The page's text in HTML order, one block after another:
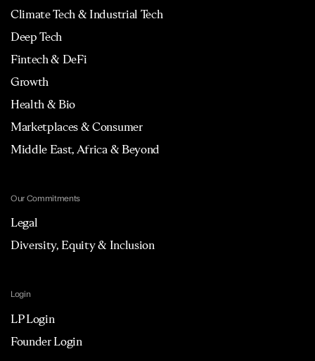
Climate Tech & Industrial Tech
Deep Tech
Fintech & DeFi
Growth
Health & Bio
Marketplaces & Consumer
Middle East, Africa & Beyond
Our Commitments
Legal
Diversity, Equity & Inclusion
Login
LP Login
Founder Login